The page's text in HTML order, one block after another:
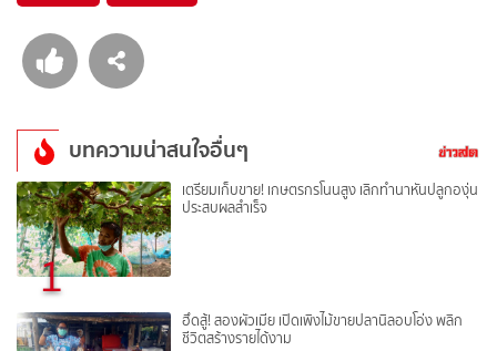
บทความน่าสนใจอื่นๆ
1
เตรียมเก็บขาย! เกษตรกรโนนสูง เลิกทำนาหันปลูกองุ่น
ประสบผลสำเร็จ
ฮึดสู้! สองผัวเมีย เปิดเพิงไม้ขายปลานิลอบโอ่ง พลิก
ชีวิตสร้างรายได้งาม